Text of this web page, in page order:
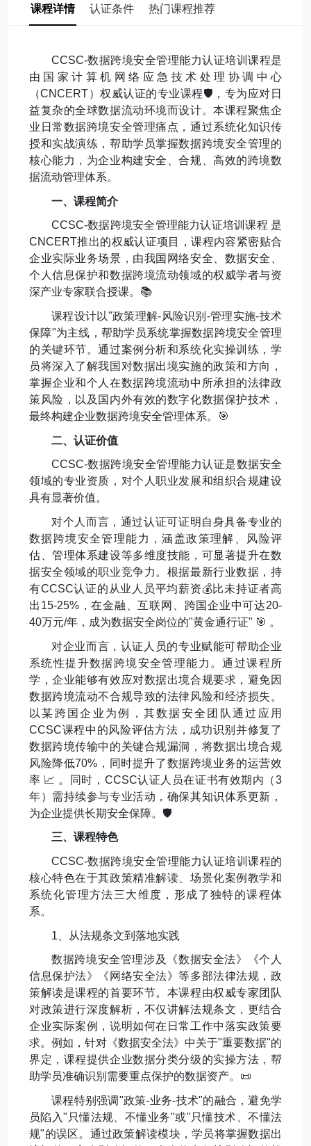
课程详情 认证条件 热门课程推荐
CCSC-数据跨境安全管理能力认证培训课程是
由国家计算机网络应急技术处理协调中心
（CNCERT）权威认证的专业课程🛡️ ，专为应对日
益复杂的全球数据流动环境而设计。本课程聚焦企
业日常数据跨境安全管理痛点，通过系统化知识传
授和实战演练，帮助学员掌握数据跨境安全管理的
核心能力，为企业构建安全、合规、高效的跨境数
据流动管理体系。
一、课程简介
CCSC-数据跨境安全管理能力认证培训课程 是
CNCERT推出的权威认证项目，课程内容紧密贴合
企业实际业务场景，由我国网络安全、数据安全、
个人信息保护和数据跨境流动领域的权威学者与资
深产业专家联合授课。 📚
课程设计以"政策理解-风险识别 -管理实施-技术
保障"为主线，帮助学员系统掌握数据跨境安全管理
的关键环节。通过案例分析和系统化实操训练，学
员将深入了解我国对数据出境实施的政策和方向，
掌握企业和个人在数据跨境流动中所承担的法律政
策风险，以及国内外有效的数字化数据保护技术，
最终构建企业数据跨境安全管理体系。
🎯
二、认证价值
CCSC-数据跨境安全管理能力认证是数据安全
领域的专业资质，对个人职业发展和组织合规建设
具有显著价值。
对个人而言，通过认证可证明自身具备专业的
数据跨境安全管理能力，涵盖政策理解、风险评
估、管理体系建设等多维度技能，可显著提升在数
据安全领域的职业竞争力。根据最新行业数据，持
有CCSC认证的从业人员平均薪资💰比未持证者高
出 15-25%，在金融、互联网、跨国企业中可达20-
40万元/年，成为数据安全岗位的"黄金通行证" 🎯 。
对企业而言，认证人员的专业赋能可帮助企业
系统性提升数据跨境安全管理能力。通过课程所
学，企业能够有效应对数据出境合规要求，避免因
数据跨境流动不合规导致的法律风险和经济损失。
以某跨国企业为例，其数据安全团队通过应用
CCSC课程中的风险评估方法，成功识别并修复了
数据跨境传输中的关键合规漏洞，将数据出境合规
风险降低70% ，同时提升了数据跨境业务的运营效
率 📈 。同时， CCSC认证人员在证书有效期内（3
年）需持续参与专业活动，确保其知识体系更新，
为企业提供长期安全保障。 🛡️
三、课程特色
CCSC-数据跨境安全管理能力认证培训课程的
核心特色在于其政策精准解读、场景化案例教学和
系统化管理方法三大维度，形成了独特的课程体
系。
1 、从法规条文到落地实践
数据跨境安全管理涉及《数据安全法》《个人
信息保护法》《网络安全法》等多部法律法规，政
策解读是课程的首要环节。本课程由权威专家团队
对政策进行深度解析，不仅讲解法规条文，更结合
企业实际案例，说明如何在日常工作中落实政策要
求。例如，针对《数据安全法》中关于"重要数据"的
界定，课程提供企业数据分类分级的实操方法，帮
助学员准确识别需要重点保护的数据资产。 📜
课程特别强调"政策-业务-技术"的融合，避免学
员陷入" 只懂法规、不懂业务"或" 只懂技术、不懂法
规"的误区。通过政策解读模块，学员将掌握数据出